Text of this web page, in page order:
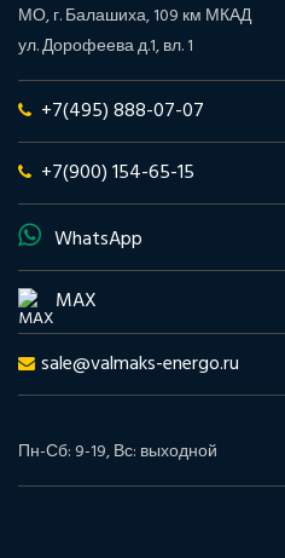
МО, г. Балашиха, 109 км МКАД
ул. Дорофеева д.1, вл. 1
+7(495) 888-07-07
+7(900) 154-65-15
WhatsApp
MAX
sale@valmaks-energo.ru
Пн-Сб: 9-19, Вс: выходной